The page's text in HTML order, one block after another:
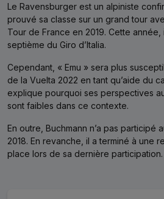
Le Ravensburger est un alpiniste
prouvé sa classe sur un grand tour
Tour de France en 2019. Cette
septième du Giro d’Italia.
Cependant, « Emu » sera plus
de la Vuelta 2022 en tant qu’aide du
explique pourquoi ses perspectives
sont faibles dans ce contexte.
En outre, Buchmann n’a pas participé
2018. En revanche, il a terminé à une
place lors de sa dernière participation.